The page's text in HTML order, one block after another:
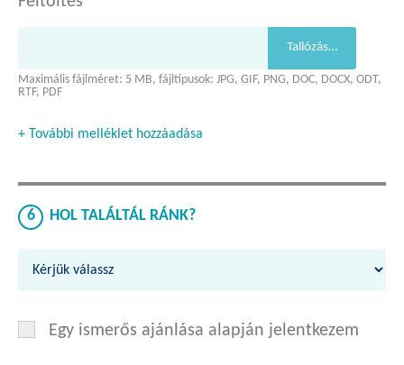
Tallózás…
Maximális fájlméret: 5 MB, fájltípusok: JPG, GIF, PNG, DOC, DOCX, ODT,
RTF, PDF
+ További melléklet hozzáadása
6 HOL TALÁLTÁL RÁNK?
Egy ismerős ajánlása alapján jelentkezem